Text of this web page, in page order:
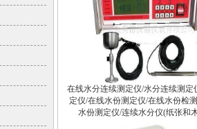
在线水分连续测定仪/水分连续测定
定仪/在线水份测定仪/在线水份检
水份测定仪/连续水分仪(纸张和